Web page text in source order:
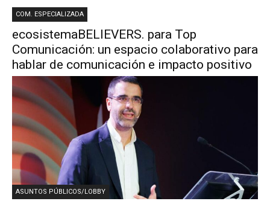
COM. ESPECIALIZADA
ecosistemaBELIEVERS. para Top
Comunicación: un espacio colaborativo para
hablar de comunicación e impacto positivo
ASUNTOS PÚBLICOS/LOBBY